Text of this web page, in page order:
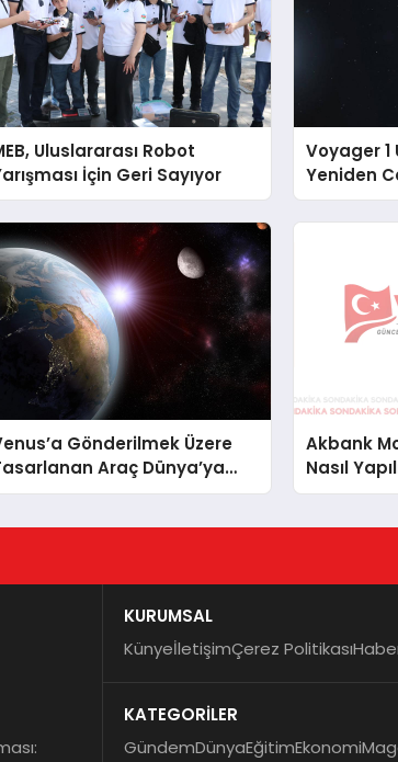
Uluslararası Robot
İçin Geri Sayıyor
Voyager 1
Yeniden
NASA’nın
Gönderilmek Üzere
Araç Dünya’ya
Akbank
Nasıl
KURUMSAL
KünyeİletişimÇerez Politikası
KATEGORİLER
GündemDünyaEğitimEkonomi